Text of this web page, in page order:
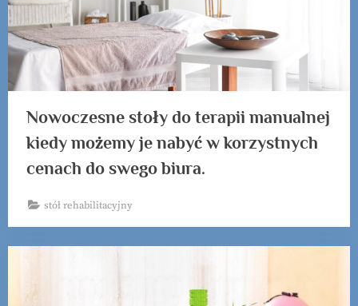
Nowoczesne stoły do terapii manualnej
kiedy możemy je nabyć w korzystnych
cenach do swego biura.
stół rehabilitacyjny